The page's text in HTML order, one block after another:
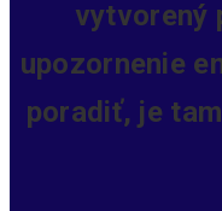
vytvorený
upozornenie
poradiť, je